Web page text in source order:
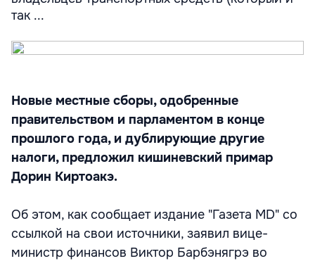
так ...
Новые местные сборы, одобренные
правительством и парламентом в конце
прошлого года, и дублирующие другие
налоги, предложил кишиневский примар
Дорин Киртоакэ.
Об этом, как сообщает издание "Газета МD" со
ссылкой на свои источники, заявил вице-
министр финансов Виктор Барбэнягрэ во